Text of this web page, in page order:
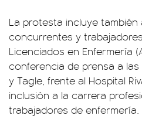
La protesta incluye también
concurrentes y
Licenciados en Enfermería
conferencia de prensa a las
y Tagle, frente al Hospital
inclusión a la carrera
trabajadores de enfermería.